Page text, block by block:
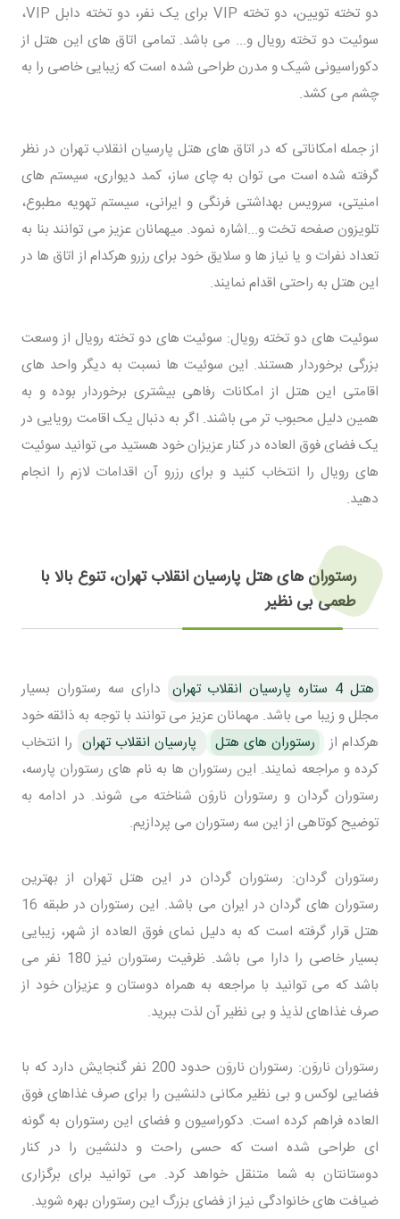
دو تخته تویین، دو تخته VIP برای یک نفر، دو تخته دابل VIP،
سوئیت دو تخته رویال و... می باشد. تمامی اتاق های این هتل از
دکوراسیونی شیک و مدرن طراحی شده است که زیبایی خاصی را به
چشم می کشد.
از جمله امکاناتی که در اتاق های هتل پارسیان انقلاب تهران در نظر
گرفته شده است می توان به چای ساز، کمد دیواری، سیستم های
امنیتی، سرویس بهداشتی فرنگی و ایرانی، سیستم تهویه مطبوع،
تلویزون صفحه تخت و...اشاره نمود. میهمانان عزیز می توانند بنا به
تعداد نفرات و یا نیاز ها و سلایق خود برای رزرو هرکدام از اتاق ها در
این هتل به راحتی اقدام نمایند.
سوئیت های دو تخته رویال: سوئیت های دو تخته رویال از وسعت
بزرگی برخوردار هستند. این سوئیت ها نسبت به دیگر واحد های
اقامتی این هتل از امکانات رفاهی بیشتری برخوردار بوده و به
همین دلیل محبوب تر می باشند. اگر به دنبال یک اقامت رویایی در
یک فضای فوق العاده در کنار عزیزان خود هستید می توانید سوئیت
های رویال را انتخاب کنید و برای رزرو آن اقدامات لازم را انجام
دهید.
رستوران های هتل پارسیان انقلاب تهران، تنوع بالا با
طعمی بی نظیر
هتل 4 ستاره پارسیان انقلاب تهران
دارای سه رستوران بسیار
مجلل و زیبا می باشد. مهمانان عزیز می توانند با توجه به ذائقه خود
هرکدام از
رستوران های هتل پارسیان انقلاب تهران را انتخاب
کرده و مراجعه نمایند. این رستوران ها به نام های رستوران پارسه،
رستوران گردان و رستوران ناروَن شناخته می شوند. در ادامه به
توضیح کوتاهی از این سه رستوران می پردازیم.
رستوران گردان: رستوران گردان در این هتل تهران از بهترین
رستوران های گردان در ایران می باشد. این رستوران در طبقه 16
هتل قرار گرفته است که به دلیل نمای فوق العاده از شهر، زیبایی
بسیار خاصی را دارا می باشد. ظرفیت رستوران نیز 180 نفر می
باشد که می توانید با مراجعه به همراه دوستان و عزیزان خود از
صرف غذاهای لذیذ و بی نظیر آن لذت ببرید.
رستوران ناروَن: رستوران ناروَن حدود 200 نفر گنجایش دارد که با
فضایی لوکس و بی نظیر مکانی دلنشین را برای صرف غذاهای فوق
العاده فراهم کرده است. دکوراسیون و فضای این رستوران به گونه
ای طراحی شده است که حسی راحت و دلنشین را در کنار
دوستانتان به شما متنقل خواهد کرد. می توانید برای برگزاری
ضیافت های خانوادگی نیز از فضای بزرگ این رستوران بهره شوید.